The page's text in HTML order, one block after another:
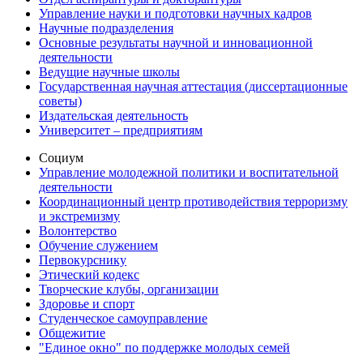
Управление науки и подготовки научных кадров
Научные подразделения
Основные результаты научной и инновационной
деятельности
Ведущие научные школы
Государственная научная аттестация (диссертационные
советы)
Издательская деятельность
Университет – предприятиям
Социум
Управление молодежной политики и воспитательной
деятельности
Координационный центр противодействия терроризму
и экстремизму
Волонтерство
Обучение служением
Первокурснику
Этический кодекс
Творческие клубы, организации
Здоровье и спорт
Студенческое самоуправление
Общежитие
"Единое окно" по поддержке молодых семей